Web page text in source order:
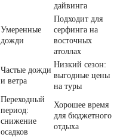
дайвинга
Умеренные
дожди
Подходит для
серфинга на
восточных
атоллах
Частые дожди
и ветра
Низкий сезон:
выгодные цены
на туры
Переходный
период:
снижение
осадков
Хорошее время
для бюджетного
отдыха